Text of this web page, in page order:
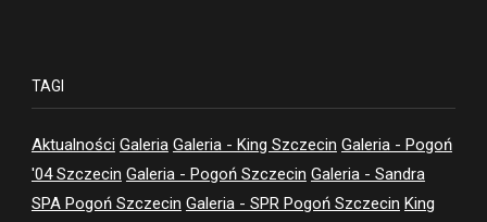
TAGI
Aktualności Galeria Galeria - King Szczecin Galeria - Pogoń
'04 Szczecin Galeria - Pogoń Szczecin Galeria - Sandra
SPA Pogoń Szczecin Galeria - SPR Pogoń Szczecin King